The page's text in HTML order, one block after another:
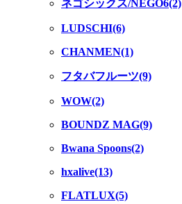
ネゴシックス/NEGO6(2)
LUDSCHI(6)
CHANMEN(1)
フタバフルーツ(9)
WOW(2)
BOUNDZ MAG(9)
Bwana Spoons(2)
hxalive(13)
FLATLUX(5)